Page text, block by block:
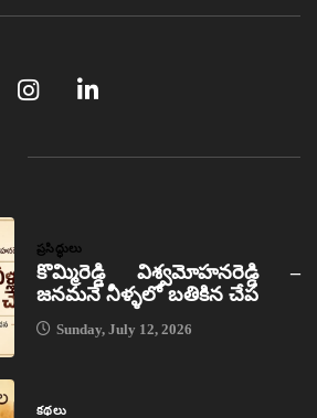
ప్రసిద్ధులు
కొమ్మిరెడ్డి విశ్వమోహనరెడ్డి –
జనమనే నీళ్ళలో బతికిన చేప
Sunday, July 12, 2026
కథలు